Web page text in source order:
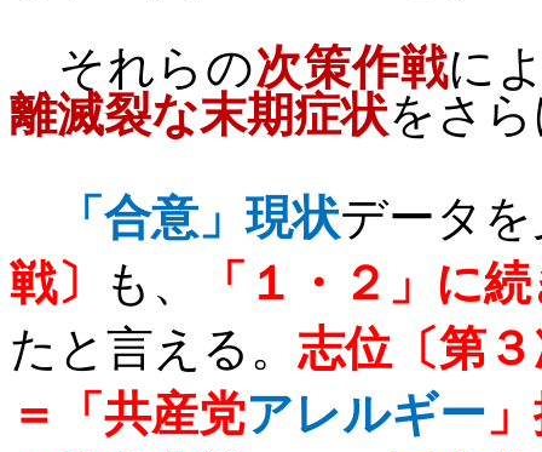
それらの次策作戦に
離滅裂な末期症状をさ
「合意」現状データ
戦〕
も、
「１・２」に
たと言える。 志位 〔第
＝「共産党アレルギー